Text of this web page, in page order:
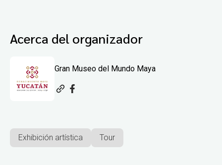
Acerca del organizador
Gran Museo del Mundo Maya
Exhibición artística Tour